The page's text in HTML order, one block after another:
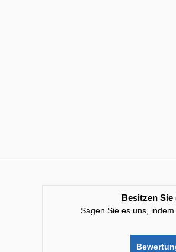
Besitzen
Sagen Sie es uns,